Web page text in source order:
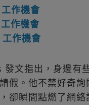
作機會
作機會
作機會
文指出，身邊有
假。他不禁好奇
卻瞬間點燃了網絡